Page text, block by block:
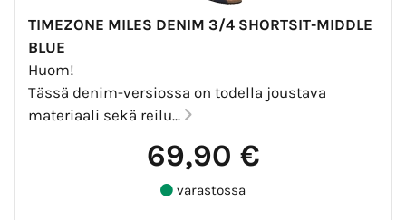
TIMEZONE MILES DENIM 3/4 SHORTSIT-MIDDLE
BLUE
Huom!
Tässä denim-versiossa on todella joustava
materiaali sekä reilu...
69,90 €
varastossa